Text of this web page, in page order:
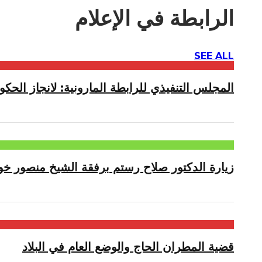
الرابطة في الإعلام
SEE ALL
المجلس التنفيذي للرابطة المارونية: لانجاز
زيارة الدكتور صلاح رستم برفقة الشيخ منصور
قضية المطران الحاج والوضع العام في البلاد